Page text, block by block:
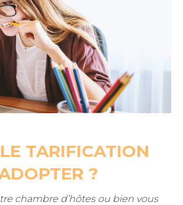
TARIFICATION
?
chambre d’hôtes ou bien vous